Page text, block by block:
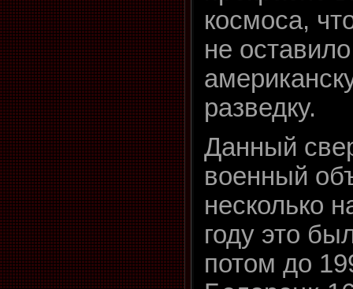
космоса,
не
разведку.
Данный
военный
несколько
году это
потом до